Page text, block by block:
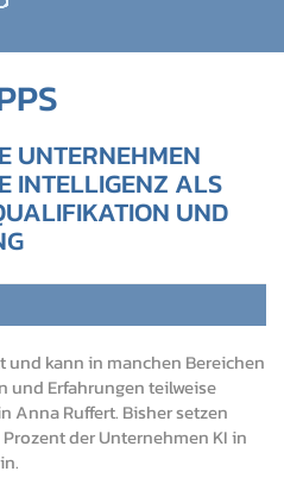
UNTERNEHMEN
INTELLIGENZ ALS
UND
und kann in manchen Bereichen
und Erfahrungen teilweise
Anna Ruffert. Bisher setzen
der Unternehmen KI in